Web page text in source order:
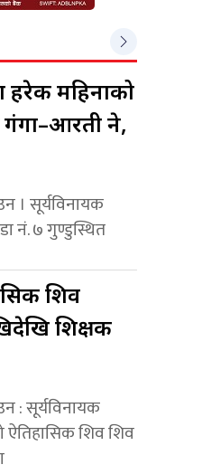
हरेक महिनाको
हुने,
। सूर्यविनायक
नं. ७ गुण्डुस्थित
शिव
शिक्षक
: सूर्यविनायक
ऐतिहासिक शिव शिव